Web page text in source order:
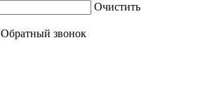
Очистить
Обратный звонок